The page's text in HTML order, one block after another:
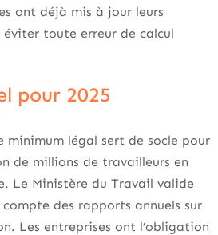
ont déjà mis à jour leurs
toute erreur de calcul
pour 2025
minimum légal sert de socle pour
de millions de travailleurs en
Le Ministère du Travail valide
des rapports annuels sur
Les entreprises ont l’obligation